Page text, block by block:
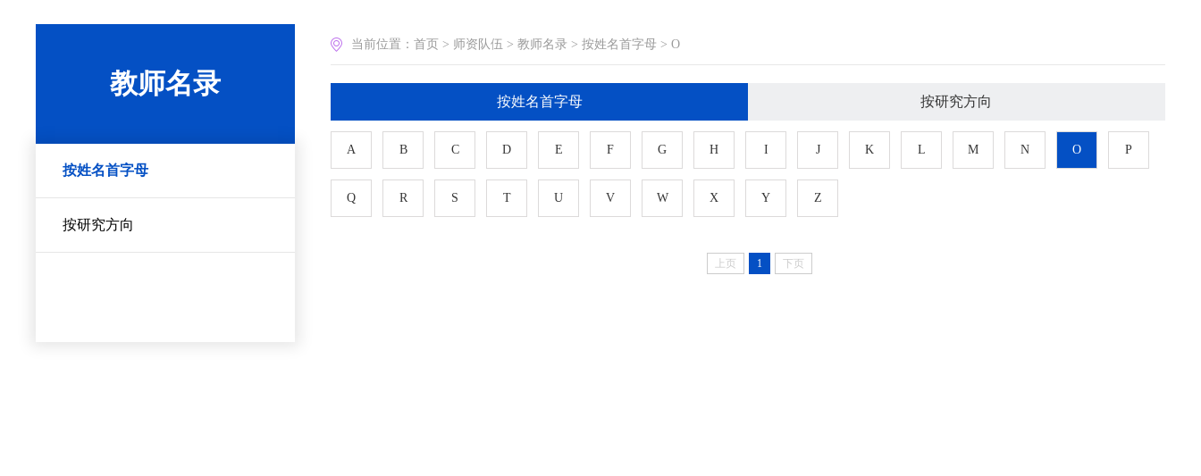
教师名录
按姓名首字母
按研究方向
当前位置： 首页 > 师资队伍 > 教师名录 > 按姓名首字母 > O
按姓名首字母 按研究方向
A B C D E F G H I J K L M N O P
Q R S T U V W X Y Z
上页 1 下页